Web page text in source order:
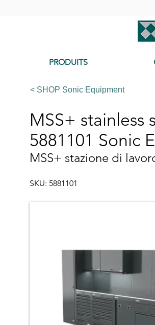
PRODUITS
< SHOP Sonic Equipment
MSS+
5881101 Sonic
MSS+ stazione di
SKU: 5881101